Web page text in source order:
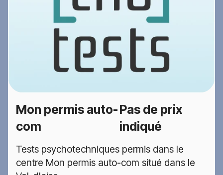
Mon permis auto-
com
Pas de prix
indiqué
Tests psychotechniques permis dans le
centre Mon permis auto-com situé dans le